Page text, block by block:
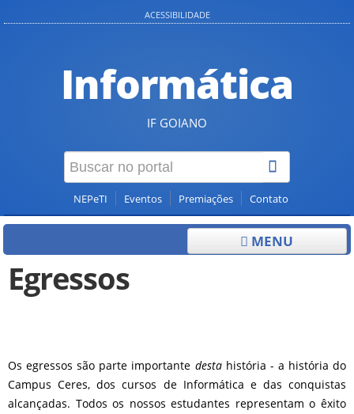
ACESSIBILIDADE
Informática
IF GOIANO
NEPeTI Eventos Premiações Contato
MENU
Egressos
Os egressos são parte importante destahistória - a história do
Campus Ceres, dos cursos de Informática e das conquistas
alcançadas. Todos os nossos estudantes representam o êxito